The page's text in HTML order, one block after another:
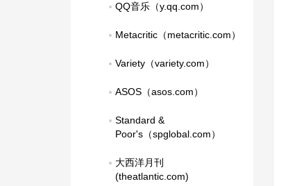
QQ音乐（y.qq.com）
Metacritic（metacritic.com）
Variety（variety.com）
ASOS（asos.com）
Standard &
Poor's（spglobal.com）
大西洋月刊
(theatlantic.com)